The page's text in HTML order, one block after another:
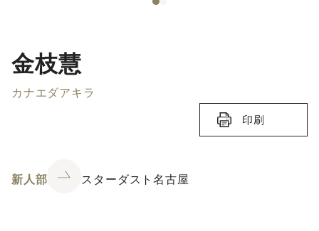
金枝慧
カナエダアキラ
印刷
新人部 スターダスト名古屋